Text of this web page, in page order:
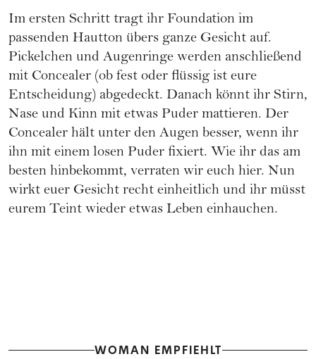
Im ersten Schritt tragt ihr Foundation im
passenden Hautton übers ganze Gesicht auf.
Pickelchen und Augenringe werden anschließend
mit Concealer (ob fest oder flüssig ist eure
Entscheidung) abgedeckt. Danach könnt ihr Stirn,
Nase und Kinn mit etwas Puder mattieren. Der
Concealer hält unter den Augen besser, wenn ihr
ihn mit einem losen Puder fixiert. Wie ihr das am
besten hinbekommt, verraten wir euch hier. Nun
wirkt euer Gesicht recht einheitlich und ihr müsst
eurem Teint wieder etwas Leben einhauchen.
WOMAN EMPFIEHLT